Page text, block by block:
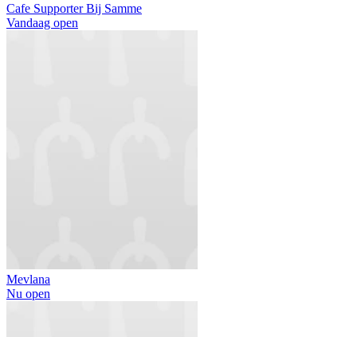
Cafe Supporter Bij Samme
Vandaag open
Mevlana
Nu open